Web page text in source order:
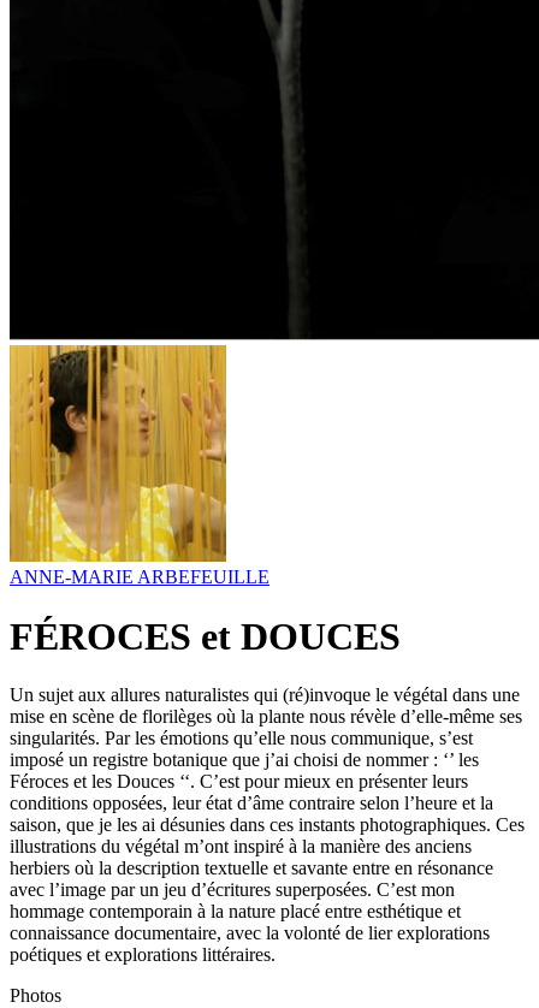
ANNE-MARIE ARBEFEUILLE
FÉROCES et DOUCES
Un sujet aux allures naturalistes qui (ré)invoque le végétal dans une
mise en scène de florilèges où la plante nous révèle d’elle-même ses
singularités. Par les émotions qu’elle nous communique, s’est
imposé un registre botanique que j’ai choisi de nommer : ‘’ les
Féroces et les Douces ‘‘. C’est pour mieux en présenter leurs
conditions opposées, leur état d’âme contraire selon l’heure et la
saison, que je les ai désunies dans ces instants photographiques. Ces
illustrations du végétal m’ont inspiré à la manière des anciens
herbiers où la description textuelle et savante entre en résonance
avec l’image par un jeu d’écritures superposées. C’est mon
hommage contemporain à la nature placé entre esthétique et
connaissance documentaire, avec la volonté de lier explorations
poétiques et explorations littéraires.
Photos